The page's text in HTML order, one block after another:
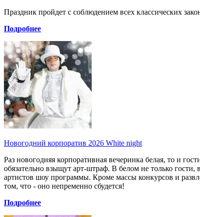
Праздник пройдет с соблюдением всех классических
Подробнее
Новогодний корпоратив 2026 White night
Раз новогодняя корпоративная вечеринка белая, то и
обязательно взыщут арт-штраф. В белом не только
артистов шоу программы. Кроме массы конкурсов и
том, что - оно непременно сбудется!
Подробнее